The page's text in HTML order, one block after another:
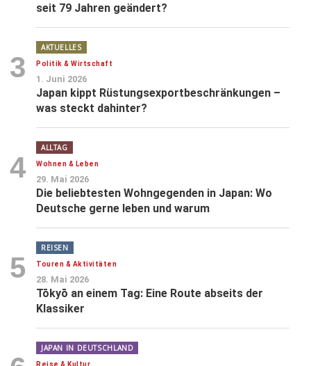
seit 79 Jahren geändert?
3
AKTUELLES
Politik & Wirtschaft
1. Juni 2026
Japan kippt Rüstungsexportbeschränkungen –
was steckt dahinter?
4
ALLTAG
Wohnen & Leben
29. Mai 2026
Die beliebtesten Wohngegenden in Japan: Wo
Deutsche gerne leben und warum
5
REISEN
Touren & Aktivitäten
28. Mai 2026
Tōkyō an einem Tag: Eine Route abseits der
Klassiker
JAPAN IN DEUTSCHLAND
Reise & Kultur